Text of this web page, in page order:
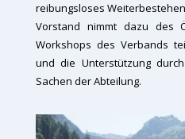
reibungsloses
Vorstand nimmt dazu des
Workshops des Verbands
und die Unterstützung
Sachen der Abteilung.